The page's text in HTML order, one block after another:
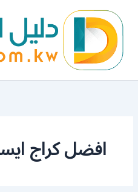
المحتوى
افضل كراج